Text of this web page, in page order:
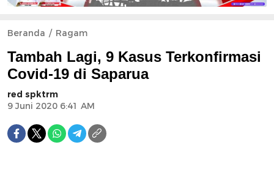
Beranda Ragam
Tambah Lagi, 9 Kasus Terkonfirmasi
Covid-19 di Saparua
red spktrm
9 Juni 2020 6:41 AM